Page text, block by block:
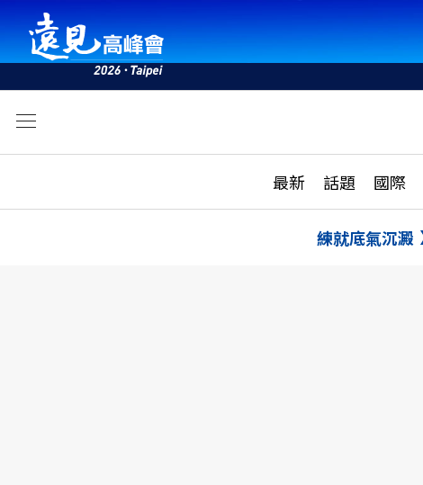
最新 話題 國際
活動
話題
練就底氣沉澱